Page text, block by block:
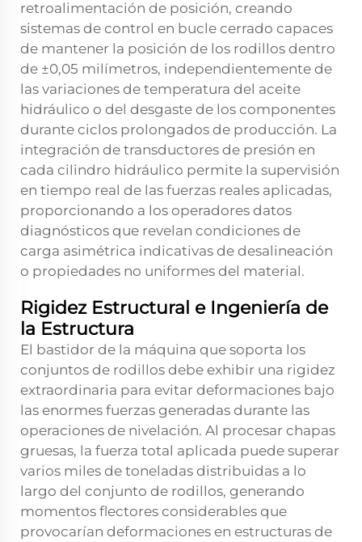
retroalimentación de posición, creando
sistemas de control en bucle cerrado capaces
de mantener la posición de los rodillos dentro
de ±0,05 milímetros, independientemente de
las variaciones de temperatura del aceite
hidráulico o del desgaste de los componentes
durante ciclos prolongados de producción. La
integración de transductores de presión en
cada cilindro hidráulico permite la supervisión
en tiempo real de las fuerzas reales aplicadas,
proporcionando a los operadores datos
diagnósticos que revelan condiciones de
carga asimétrica indicativas de desalineación
o propiedades no uniformes del material.
Rigidez Estructural e Ingeniería de
la Estructura
El bastidor de la máquina que soporta los
conjuntos de rodillos debe exhibir una rigidez
extraordinaria para evitar deformaciones bajo
las enormes fuerzas generadas durante las
operaciones de nivelación. Al procesar chapas
gruesas, la fuerza total aplicada puede superar
varios miles de toneladas distribuidas a lo
largo del conjunto de rodillos, generando
momentos flectores considerables que
provocarían deformaciones en estructuras de